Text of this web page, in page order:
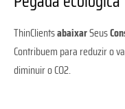
ThinClientsabaixarSeus
Contribuem para reduzir o
diminuir o CO2.